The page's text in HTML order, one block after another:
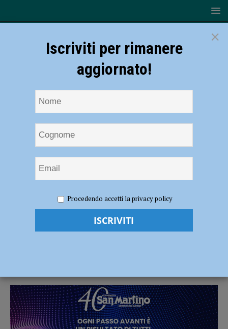
Eventi, il sindaco Barbieri risponde a Levoni
Piacenza Duemila Eventi, il sindaco
×
Iscriviti per rimanere
aggiornato!
Procedendo accetti la privacy policy